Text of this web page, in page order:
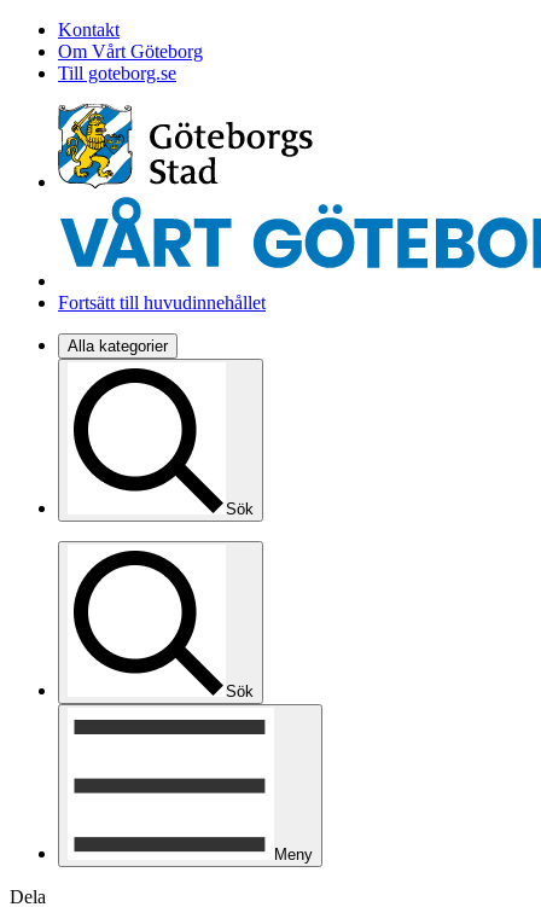
Kontakt
Om Vårt Göteborg
Till goteborg.se
Fortsätt till huvudinnehållet
Alla kategorier
Sök
Sök
Meny
Dela